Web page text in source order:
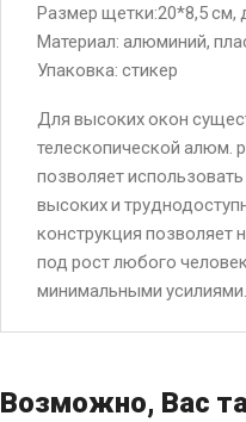
Размер щетки:20*8,5 см,
Материал: алюминий,
Упаковка: стикер
Для высоких окон
телескопической алюм.
позволяет
высоких и
конструкция позволяет
под рост любого
минимальными усилиями.
Возможно, Вас